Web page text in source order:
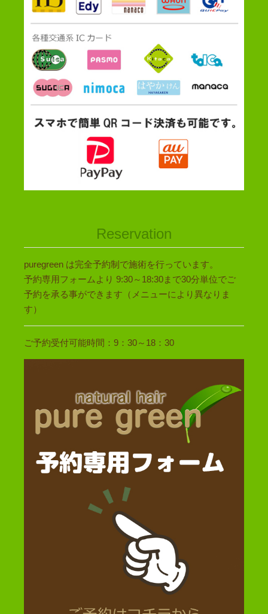
Reservation
puregreen は完全予約制で施術を行っています。
予約専用フォームより 9:30～18:30まで30分単位でご
予約を承る事ができます（メニューにより異なりま
す）
ご予約受付可能時間：9：30～18：30